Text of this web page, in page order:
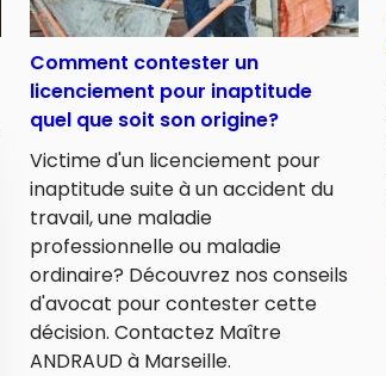
Comment contester un
licenciement pour inaptitude
quel que soit son origine?
Victime d'un licenciement pour
inaptitude suite à un accident du
travail, une maladie
professionnelle ou maladie
ordinaire? Découvrez nos conseils
d'avocat pour contester cette
décision. Contactez Maître
ANDRAUD à Marseille.